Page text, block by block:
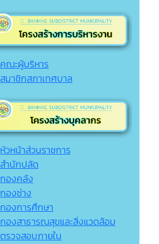
คณะผู้บริหาร
สมาชิกสภาเทศบาล
หัวหน้าส่วนราชการ
สำนักปลัด
กองคลัง
กองช่าง
กองการศึกษา
กองสาธารณสุขและสิ่งแวดล้อม
ตรวจสอบภายใน